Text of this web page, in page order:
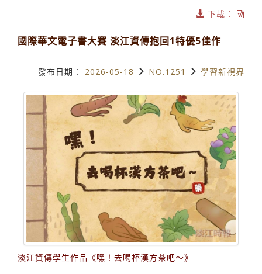
下載：
國際華文電子書大賽 淡江資傳抱回1特優5佳作
發布日期： 2026-05-18 NO.1251 學習新視界
淡江資傳學生作品《嘿！去喝杯漢方茶吧～》